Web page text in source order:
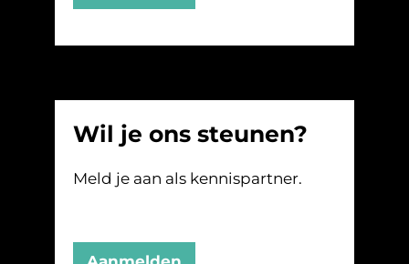
Wil je ons steunen?
Meld je aan als kennispartner.